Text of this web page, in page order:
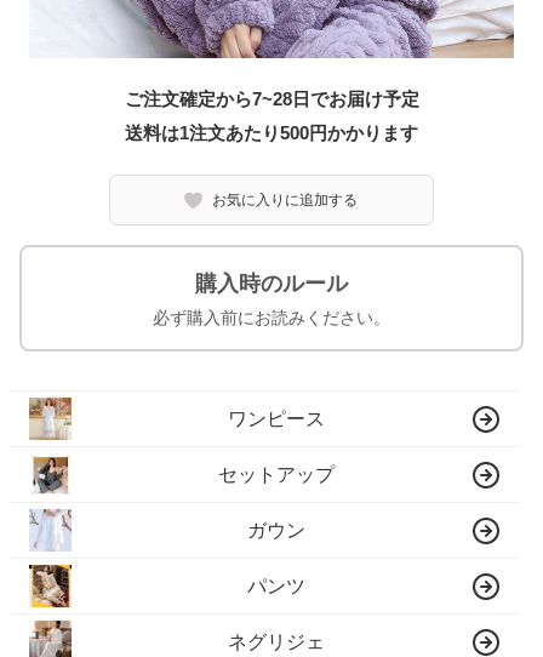
ご注文確定から7~28日でお届け予定
送料は1注文あたり500円かかります
お気に入りに追加する
購入時のルール
必ず購入前にお読みください。
ワンピース
セットアップ
ガウン
パンツ
ネグリジェ